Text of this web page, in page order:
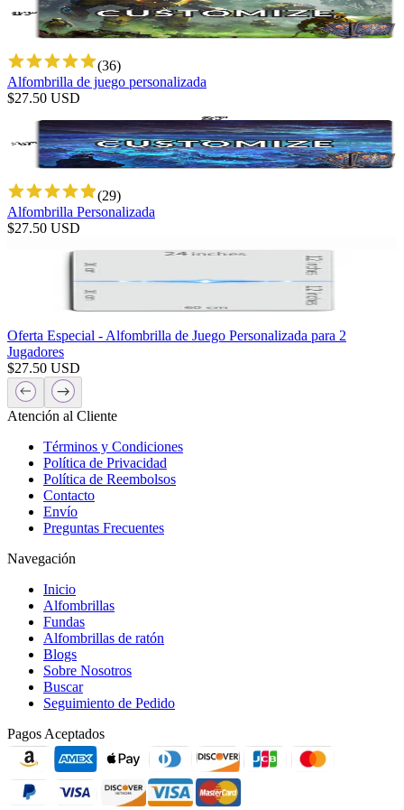
(36)
Alfombrilla de juego personalizada
$27.50 USD
(29)
Alfombrilla Personalizada
$27.50 USD
Oferta Especial - Alfombrilla de Juego Personalizada para 2
Jugadores
$27.50 USD
Atención al Cliente
Términos y Condiciones
Política de Privacidad
Política de Reembolsos
Contacto
Envío
Preguntas Frecuentes
Navegación
Inicio
Alfombrillas
Fundas
Alfombrillas de ratón
Blogs
Sobre Nosotros
Buscar
Seguimiento de Pedido
Pagos Aceptados